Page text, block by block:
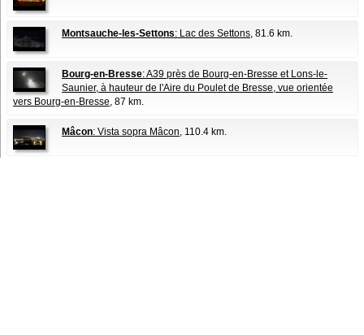
Montsauche-les-Settons: Lac des Settons, 81.6 km.
Bourg-en-Bresse: A39 près de Bourg-en-Bresse et Lons-le-
Saunier, à hauteur de l'Aire du Poulet de Bresse, vue orientée
vers Bourg-en-Bresse, 87 km.
Mâcon: Vista sopra Mâcon, 110.4 km.